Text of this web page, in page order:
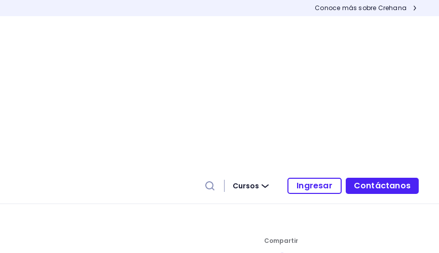
Conoce más sobre Crehana
Cursos Ingresar Contáctanos
Compartir